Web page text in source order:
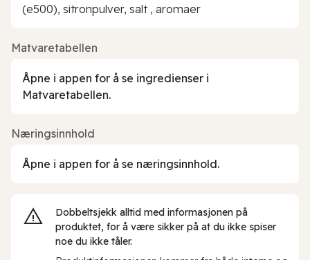
(e500), sitronpulver, salt , aromaer
Matvaretabellen
Åpne i appen for å se ingredienser i
Matvaretabellen.
Næringsinnhold
Åpne i appen for å se næringsinnhold.
Dobbeltsjekk alltid med informasjonen på
produktet, for å være sikker på at du ikke spiser
noe du ikke tåler.